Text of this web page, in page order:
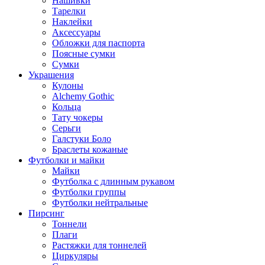
Тарелки
Наклейки
Аксессуары
Обложки для паспорта
Поясные сумки
Сумки
Украшения
Кулоны
Alchemy Gothic
Кольца
Тату чокеры
Серьги
Галстуки Боло
Браслеты кожаные
Футболки и майки
Майки
Футболка с длинным рукавом
Футболки группы
Футболки нейтральные
Пирсинг
Тоннели
Плаги
Растяжки для тоннелей
Циркуляры